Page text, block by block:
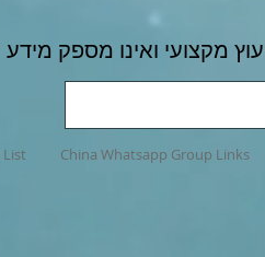
מקצועי ואינו מספק מידע
China Whatsapp Group Links
List